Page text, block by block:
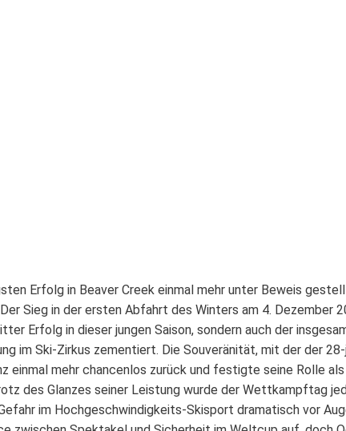
Erfolg in Beaver Creek einmal mehr unter Beweis
Sieg in der ersten Abfahrt des Winters am 4. Dezember
Erfolg in dieser jungen Saison, sondern auch der
im Ski-Zirkus zementiert. Die Souveränität, mit der der
einmal mehr chancenlos zurück und festigte seine Rolle
des Glanzes seiner Leistung wurde der Wettkampftag
im Hochgeschwindigkeits-Skisport dramatisch vor